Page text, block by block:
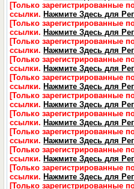
[Только зарегистрированные
ссылки. Нажмите Здесь для
[Только зарегистрированные
ссылки. Нажмите Здесь для
[Только зарегистрированные
ссылки. Нажмите Здесь для
[Только зарегистрированные
ссылки. Нажмите Здесь для
[Только зарегистрированные
ссылки. Нажмите Здесь для
[Только зарегистрированные
ссылки. Нажмите Здесь для
[Только зарегистрированные
ссылки. Нажмите Здесь для
[Только зарегистрированные
ссылки. Нажмите Здесь для
[Только зарегистрированные
ссылки. Нажмите Здесь для
[Только зарегистрированные
ссылки. Нажмите Здесь для
[Только зарегистрированные